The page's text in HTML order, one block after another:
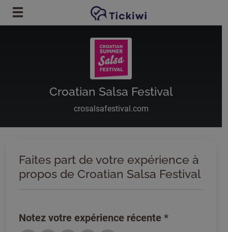
Passer au contenu principal
Croatian Salsa Festival
crosalsafestival.com
Faites part de votre expérience à
propos de Croatian Salsa Festival
Notez votre expérience récente *